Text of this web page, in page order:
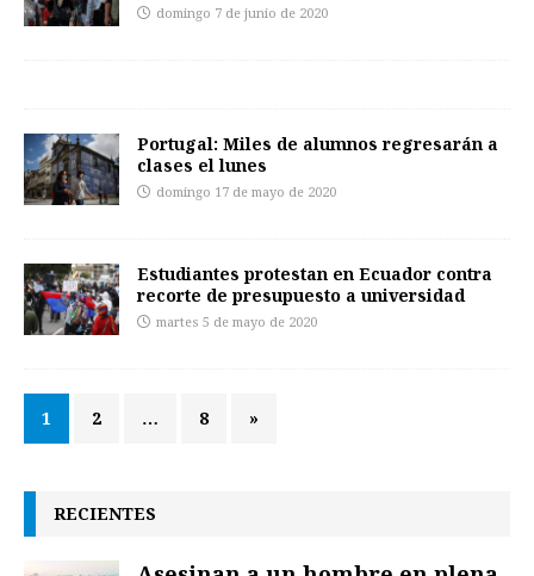
domingo 7 de junio de 2020
Portugal: Miles de alumnos regresarán a
clases el lunes
domingo 17 de mayo de 2020
Estudiantes protestan en Ecuador contra
recorte de presupuesto a universidad
martes 5 de mayo de 2020
1 2 … 8 »
RECIENTES